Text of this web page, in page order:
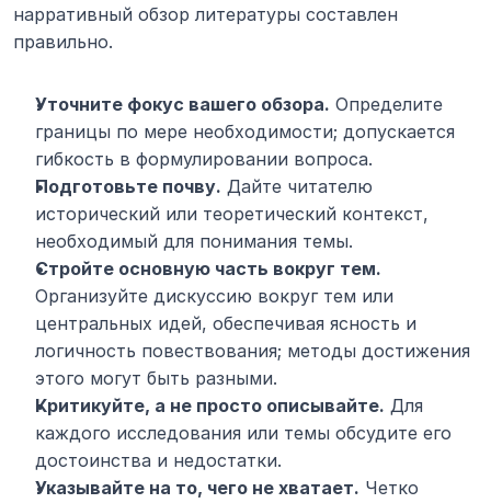
нарративный обзор литературы составлен
правильно.
Уточните фокус вашего обзора. Определите
границы по мере необходимости; допускается
гибкость в формулировании вопроса.
Подготовьте почву. Дайте читателю
исторический или теоретический контекст,
необходимый для понимания темы.
Стройте основную часть вокруг тем.
Организуйте дискуссию вокруг тем или
центральных идей, обеспечивая ясность и
логичность повествования; методы достижения
этого могут быть разными.
Критикуйте, а не просто описывайте. Для
каждого исследования или темы обсудите его
достоинства и недостатки.
Указывайте на то, чего не хватает. Четко